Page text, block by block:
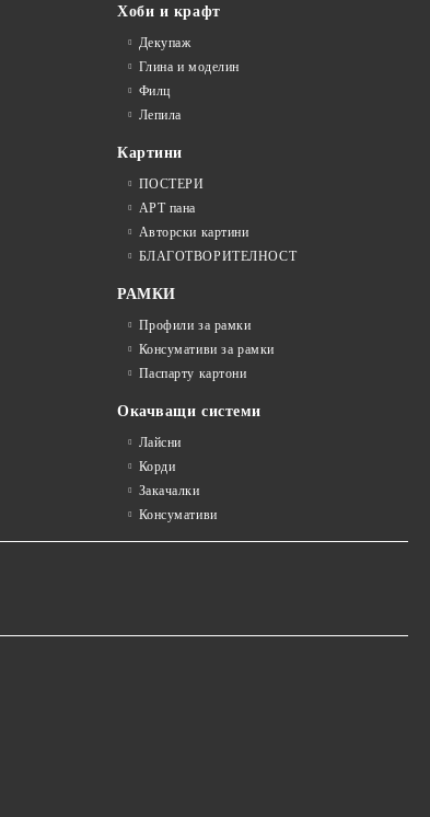
Хоби и крафт
Декупаж
Глина и моделин
Филц
Лепила
Картини
ПОСТЕРИ
АРТ пана
Авторски картини
БЛАГОТВОРИТЕЛНОСТ
РАМКИ
Профили за рамки
Консумативи за рамки
Паспарту картони
Окачващи системи
Лайсни
Корди
Закачалки
Консумативи